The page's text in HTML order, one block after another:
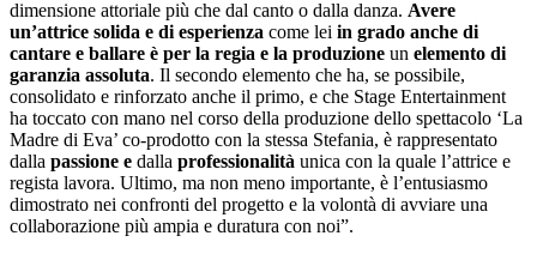
dimensione attoriale più che dal canto o dalla danza. Avere
un’attrice solida e di esperienza come lei in grado anche di
cantare e ballare è per la regia e la produzione un elemento di
garanzia assoluta. Il secondo elemento che ha, se possibile,
consolidato e rinforzato anche il primo, e che Stage Entertainment
ha toccato con mano nel corso della produzione dello spettacolo ‘La
Madre di Eva’ co-prodotto con la stessa Stefania, è rappresentato
dalla passione e dalla professionalità unica con la quale l’attrice e
regista lavora. Ultimo, ma non meno importante, è l’entusiasmo
dimostrato nei confronti del progetto e la volontà di avviare una
collaborazione più ampia e duratura con noi”.